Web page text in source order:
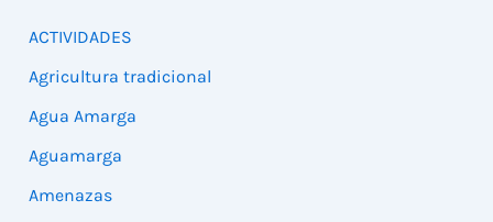
ACTIVIDADES
Agricultura tradicional
Agua Amarga
Aguamarga
Amenazas